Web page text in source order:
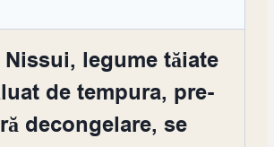
legume tăiate
de tempura, pre-
decongelare, se